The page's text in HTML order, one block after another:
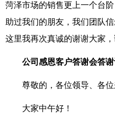
菏泽市场的销售更上一个台
助过我们的朋友，我们团队
这里我再次真诚的谢谢大家
公司感恩客户答谢会答谢
尊敬的，各位领导、各位
大家中午好！